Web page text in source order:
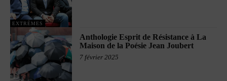
EXTRÈMES
Anthologie Esprit de Résistance à La
Maison de la Poésie Jean Joubert
7 février 2025